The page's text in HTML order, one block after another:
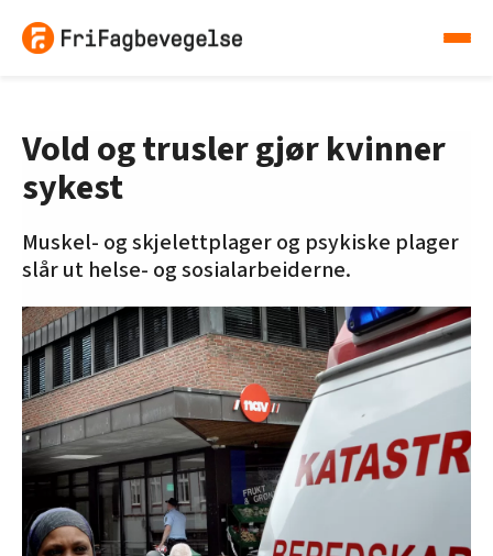
Vold og trusler gjør kvinner
sykest
Muskel- og skjelettplager og psykiske plager
slår ut helse- og sosialarbeiderne.